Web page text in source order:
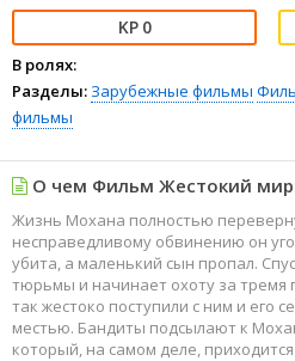
0
В ролях:
Разделы: Зарубежные фильмы
фильмы
О чем Фильм Жестокий
Жизнь Мохана полностью
несправедливому обвинению он
убита, а маленький сын пропал.
тюрьмы и начинает охоту за тремя
так жестоко поступили с ним и его
местью. Бандиты подсылают к
который, на самом деле,